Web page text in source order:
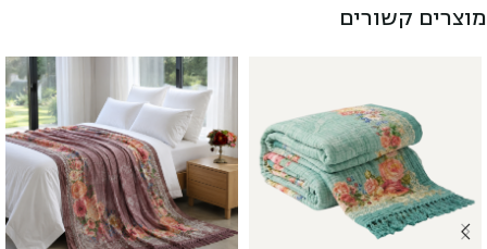
מוצרים קשורים